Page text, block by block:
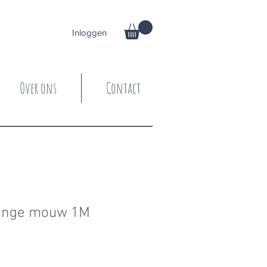
Inloggen
Over ons Contact
mouw 1M